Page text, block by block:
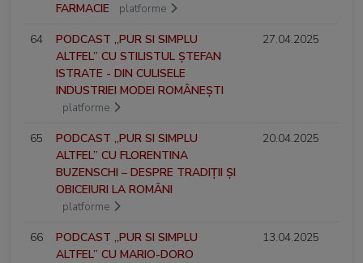
FARMACIE
platforme
64
PODCAST „PUR SI SIMPLU
ALTFEL” CU STILISTUL ȘTEFAN
ISTRATE - DIN CULISELE
INDUSTRIEI MODEI ROMÂNEȘTI
platforme
27.04.2025
65
PODCAST „PUR SI SIMPLU
ALTFEL” CU FLORENTINA
BUZENSCHI – DESPRE TRADIȚII ȘI
OBICEIURI LA ROMÂNI
platforme
20.04.2025
66
PODCAST „PUR SI SIMPLU
ALTFEL” CU MARIO-DORO
13.04.2025